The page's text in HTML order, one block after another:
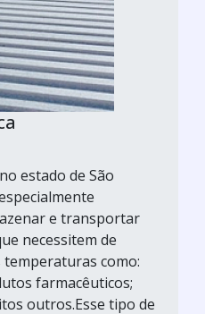
estado de São
e transportar
necessitem de
temperaturas como:
farmacêuticos;
outros.Esse tipo de